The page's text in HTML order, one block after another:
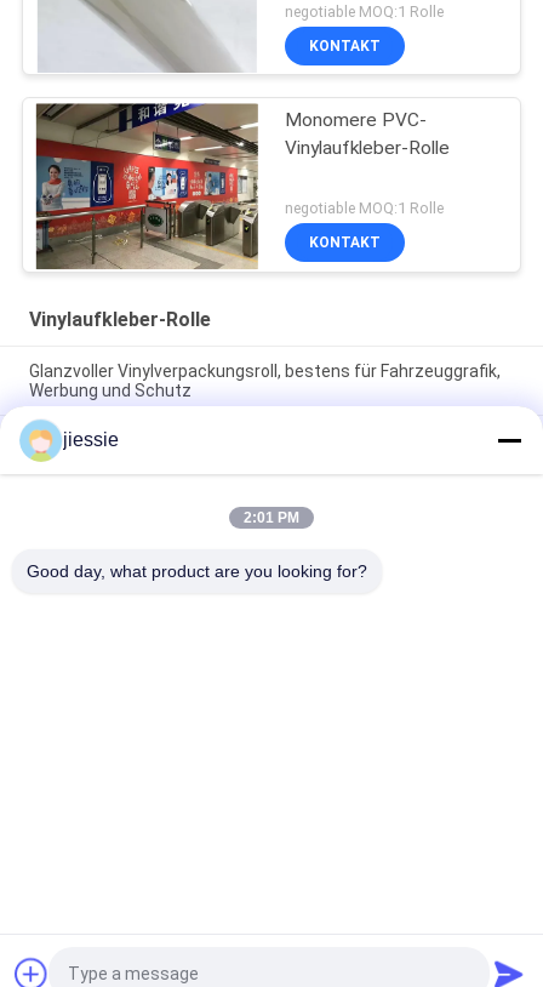
negotiable MOQ:1 Rolle
KONTAKT
Monomere PVC-
Vinylaufkleber-Rolle
negotiable MOQ:1 Rolle
KONTAKT
Vinylaufkleber-Rolle
Glanzvoller Vinylverpackungsroll, bestens für Fahrzeuggrafik,
Werbung und Schutz
Breitplatte Rückziehbare Roller Werbung Aluminiumbanner
Stehen Rollen bis Anzeige 85x200cm
Pantone Vinyl Aufkleber Roll Glanz Finish Ideal für Werbung
Promotion Dekoration verwendet langlebige und auffällige
Fordern Sie ein Angebot
jiessie
2:01 PM
Good day, what product are you looking for?